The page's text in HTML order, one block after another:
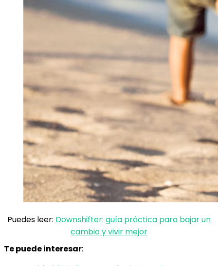
Puedes leer: Downshifter: guía práctica para bajar un
cambio y vivir mejor
Te puede interesar: